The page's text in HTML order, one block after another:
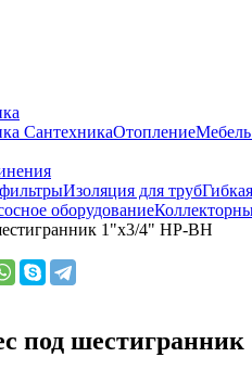
СантехникаОтопление
Изоляция для труб
оборудование
1"х3/4" НР-ВН
под